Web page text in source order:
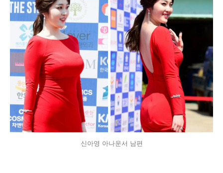
신아영 아나운서 남편